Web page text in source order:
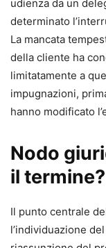
•Impostazione
quotidiana dello
•Formulari
•Schemi chiari
adempimenti
• Formulario
Lucilla Nigro
Autrice di
Mediatore civile e
Appello di
Giudice di pace
udienza da un
determinato
La mancata
della cliente ha
limitatamente a
impugnazioni,
hanno modificato
Nodo
il termine?
Il punto centrale
l’individuazione